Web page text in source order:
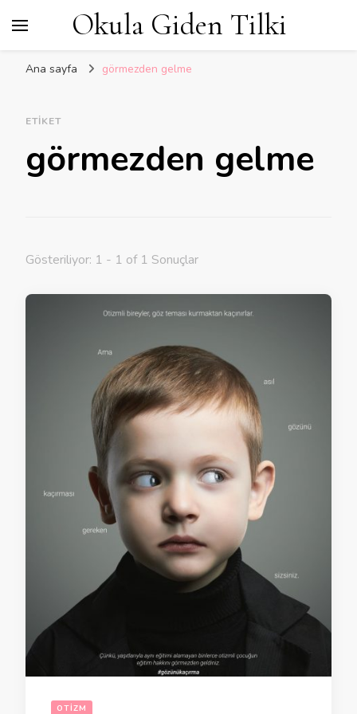
Okula Giden Tilki
Ana sayfa görmezden gelme
ETIKET
görmezden gelme
Gösteriliyor: 1 - 1 of 1 Sonuçlar
OTIZM